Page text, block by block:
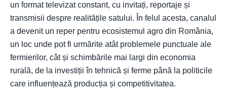
un format televizat constant, cu invitați, reportaje și
transmisii despre realitățile satului. În felul acesta, canalul
a devenit un reper pentru ecosistemul agro din România,
un loc unde pot fi urmărite atât problemele punctuale ale
fermierilor, cât și schimbările mai largi din economia
rurală, de la investiții în tehnică și ferme până la politicile
care influențează producția și competitivitatea.